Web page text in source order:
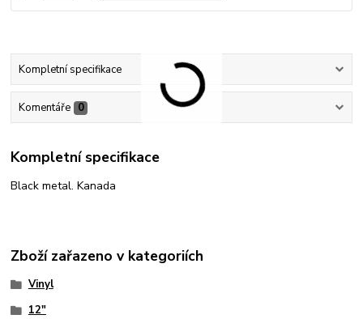
Kompletní specifikace
Komentáře 0
Kompletní specifikace
Black metal. Kanada
Zboží zařazeno v kategoriích
Vinyl
12"